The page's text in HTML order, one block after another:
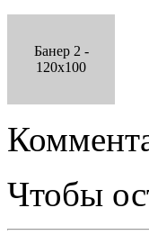
Банер 2 -
120x100
Чтобы